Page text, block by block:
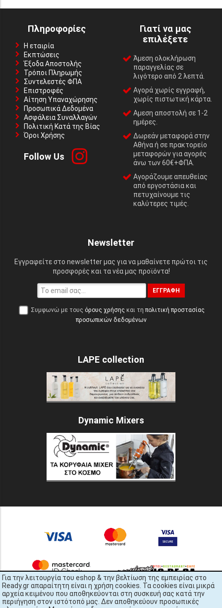
Για την λειτουργία του eshop & την βελτίωση της εμπειρίας στο
Ready.gr απαραίτητη είναι η χρήση cookies. Τα cookies είναι μικρά
αρχεία κειμένου που αποθηκεύονται στη συσκευή σας κατά την
περιήγηση στον ιστότοπό μας. Δεν αποθηκεύουν προσωπικές
Πληροφορίες
Η εταιρία
Εκπτώσεις
Έξοδα Αποστολής
Τρόποι Πληρωμής
Συντελεστές ΦΠΑ
Επιστροφές
Αίτηση Υπαναχώρησης
Προσωπικά Δεδομένα
Ασφάλεια Συναλλαγών
Πολιτική Κατά της Βίας
Όροι Χρήσης
Follow Us
Γιατί να μας
επιλέξετε
Άμεση ολοκλήρωση
παραγγελίας σε
λιγότερο από 2 λεπτά.
Αγορά χωρίς εγγραφή,
χωρίς πιστωτική κάρτα.
Αμεση αποστολή σε 1-2
ημέρες.
Δωρεάν μεταφορά στην
Αθήνα ή σε πρακτορείο
μεταφορών για αγορές
άνω των 60€+ΦΠΑ.
Αγοράζουμε απευθείας
από εργοστάσια και
πετυχαίνουμε τις
καλύτερες τιμές.
Newsletter
Εγγραφείτε στο newsletter μας για να μαθαίνετε πρώτοι τις
προσφορές και τα νέα μας προϊόντα!
ΕΓΓΡΑΦΉ
Συμφωνώ με τους όρους χρήσης και τη πολιτική προστασίας
προσωπικών δεδομένων
LAPE collection
Dynamic Mixers